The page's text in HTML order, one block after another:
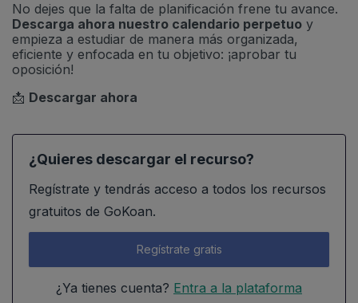
No dejes que la falta de planificación frene tu avance.
Descarga ahora nuestro calendario perpetuo y
empieza a estudiar de manera más organizada,
eficiente y enfocada en tu objetivo: ¡aprobar tu
oposición!
📩 Descargar ahora
¿Quieres descargar el recurso?
Regístrate y tendrás acceso a todos los recursos
gratuitos de GoKoan.
Regístrate gratis
¿Ya tienes cuenta? Entra a la plataforma